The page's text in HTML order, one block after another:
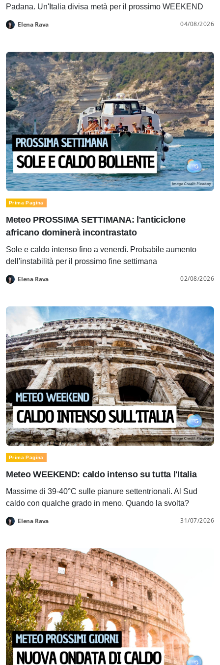
Padana. Un'Italia divisa metà per il prossimo WEEKEND
Elena Rava 04/08/2026
Prima Pagina
Meteo PROSSIMA SETTIMANA: l'anticiclone
africano dominerà incontrastato
Sole e caldo intenso fino a venerdì. Probabile aumento
dell'instabilità per il prossimo fine settimana
Elena Rava 02/08/2026
Prima Pagina
Meteo WEEKEND: caldo intenso su tutta l'Italia
Massime di 39-40°C sulle pianure settentrionali. Al Sud
caldo con qualche grado in meno. Quando la svolta?
Elena Rava 31/07/2026